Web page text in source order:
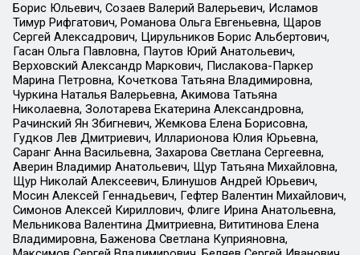
Борис Юльевич, Созаев Валерий Валерьевич, Исламов
Тимур Рифгатович, Романова Ольга Евгеньевна, Щаров
Сергей Алексадрович, Цирульников Борис Альбертович,
Гасан Ольга Павловна, Паутов Юрий Анатольевич,
Верховский Александр Маркович, Пислакова-Паркер
Марина Петровна, Кочеткова Татьяна Владимировна,
Чуркина Наталья Валерьевна, Акимова Татьяна
Николаевна, Золотарева Екатерина Александровна,
Рачинский Ян Збигневич, Жемкова Елена Борисовна,
Гудков Лев Дмитриевич, Илларионова Юлия Юрьевна,
Саранг Анна Васильевна, Захарова Светлана Сергеевна,
Аверин Владимир Анатольевич, Щур Татьяна Михайловна,
Щур Николай Алексеевич, Блинушов Андрей Юрьевич,
Мосин Алексей Геннадьевич, Гефтер Валентин Михайлович,
Симонов Алексей Кириллович, Флиге Ирина Анатольевна,
Мельникова Валентина Дмитриевна, Вититинова Елена
Владимировна, Баженова Светлана Куприяновна,